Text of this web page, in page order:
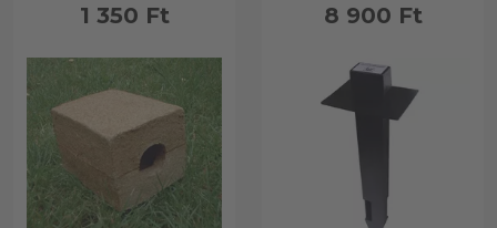
1 350 Ft 8 900 Ft